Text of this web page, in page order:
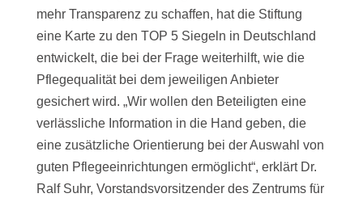
mehr Transparenz zu schaffen, hat die Stiftung
eine Karte zu den TOP 5 Siegeln in Deutschland
entwickelt, die bei der Frage weiterhilft, wie die
Pflegequalität bei dem jeweiligen Anbieter
gesichert wird. „Wir wollen den Beteiligten eine
verlässliche Information in die Hand geben, die
eine zusätzliche Orientierung bei der Auswahl von
guten Pflegeeinrichtungen ermöglicht“, erklärt Dr.
Ralf Suhr, Vorstandsvorsitzender des Zentrums für